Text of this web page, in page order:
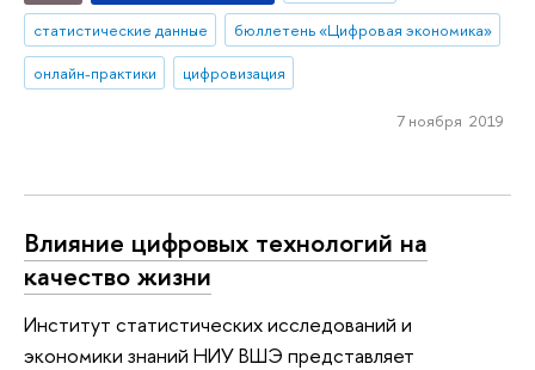
статистические данные
бюллетень «Цифровая экономика»
онлайн-практики
цифровизация
7 ноября 2019
Влияние цифровых технологий на
качество жизни
Институт статистических исследований и
экономики знаний НИУ ВШЭ представляет